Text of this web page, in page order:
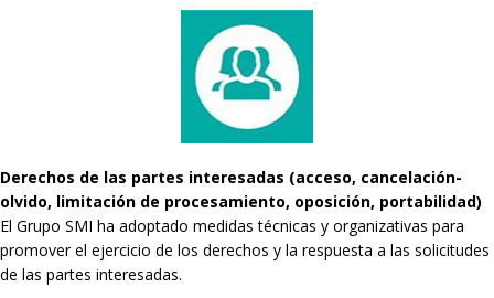
Derechos de las partes interesadas (acceso, cancelación-
olvido, limitación de procesamiento, oposición, portabilidad)
El Grupo SMI ha adoptado medidas técnicas y organizativas para
promover el ejercicio de los derechos y la respuesta a las solicitudes
de las partes interesadas.